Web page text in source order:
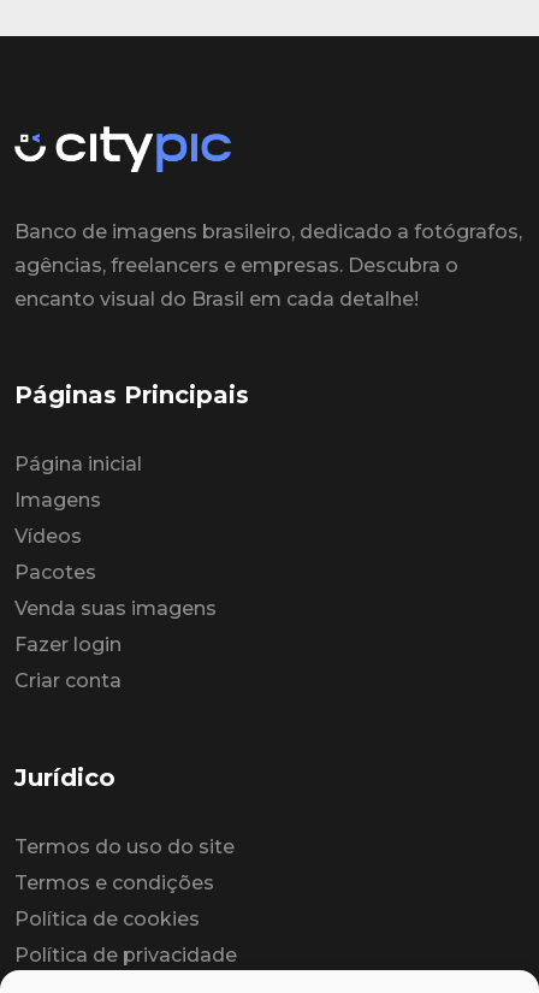
Banco de imagens brasileiro, dedicado a fotógrafos,
agências, freelancers e empresas. Descubra o
encanto visual do Brasil em cada detalhe!
Páginas Principais
Página inicial
Imagens
Vídeos
Pacotes
Venda suas imagens
Fazer login
Criar conta
Jurídico
Termos do uso do site
Termos e condições
Política de cookies
Política de privacidade